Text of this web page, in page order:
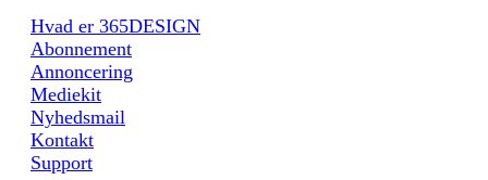
Hvad er 365DESIGN
Abonnement
Annoncering
Mediekit
Nyhedsmail
Kontakt
Support